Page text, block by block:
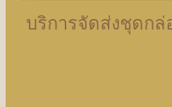
บริการจัดส่งชุดกล่